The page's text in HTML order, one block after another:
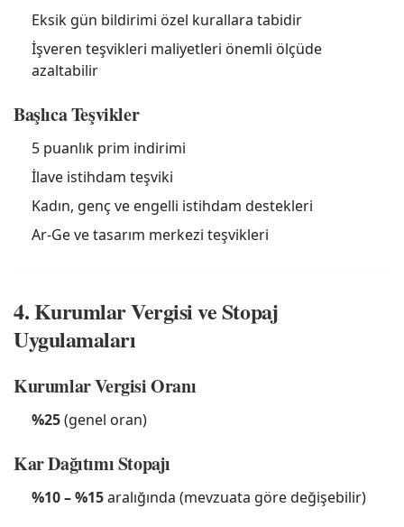
Eksik gün bildirimi özel kurallara tabidir
İşveren teşvikleri maliyetleri önemli ölçüde
azaltabilir
Başlıca Teşvikler
5 puanlık prim indirimi
İlave istihdam teşviki
Kadın, genç ve engelli istihdam destekleri
Ar-Ge ve tasarım merkezi teşvikleri
4. Kurumlar Vergisi ve Stopaj
Uygulamaları
Kurumlar Vergisi Oranı
%25(genel oran)
Kar Dağıtımı Stopajı
%10 – %15aralığında (mevzuata göre değişebilir)